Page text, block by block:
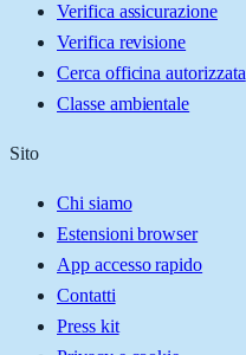
Verifica assicurazione
Verifica revisione
Cerca officina autorizzata
Classe ambientale
Sito
Chi siamo
Estensioni browser
App accesso rapido
Contatti
Press kit